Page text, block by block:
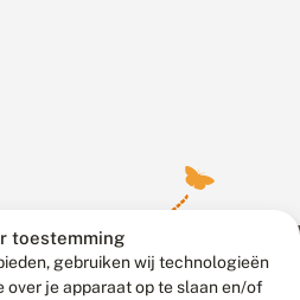
toestemming
gebruiken wij technologieën
over je apparaat op te slaan en/of